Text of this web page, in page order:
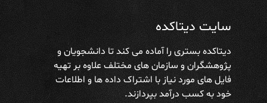
سایت دیتاکده
دیتاکده بستری را آماده می کند تا دانشجویان و
پژوهشگران و سازمان های مختلف علاوه بر تهیه
فایل های مورد نیاز با اشتراک داده ها و اطلاعات
خود به کسب درآمد بپردازند.